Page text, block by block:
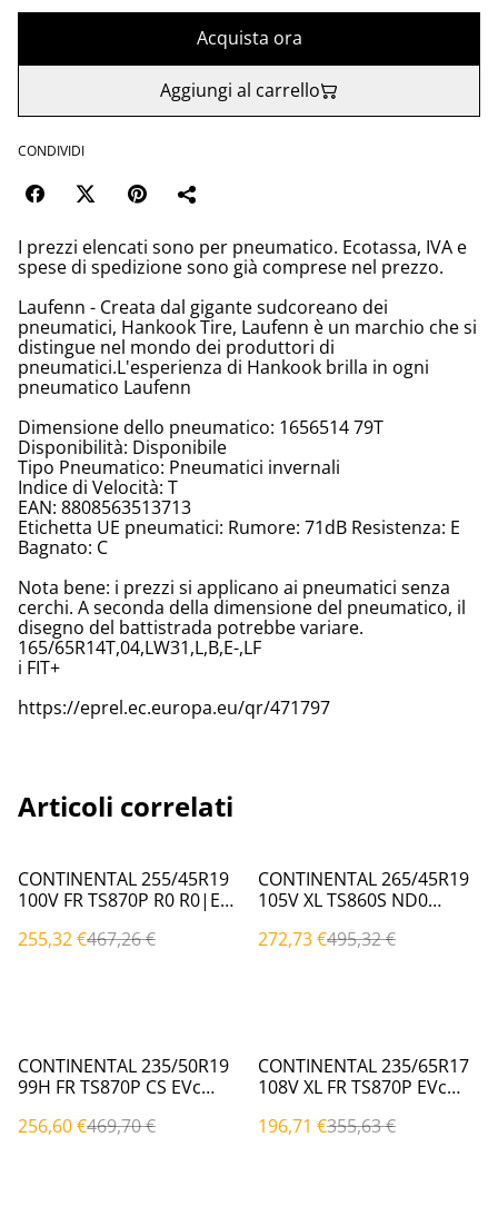
Acquista ora
Aggiungi al carrello
CONDIVIDI
I prezzi elencati sono per pneumatico. Ecotassa, IVA e
spese di spedizione sono già comprese nel prezzo.
Laufenn - Creata dal gigante sudcoreano dei
pneumatici, Hankook Tire, Laufenn è un marchio che si
distingue nel mondo dei produttori di
pneumatici.L'esperienza di Hankook brilla in ogni
pneumatico Laufenn
Dimensione dello pneumatico: 1656514 79T
Disponibilità: Disponibile
Tipo Pneumatico: Pneumatici invernali
Indice di Velocità: T
EAN: 8808563513713
Etichetta UE pneumatici: Rumore: 71dB Resistenza: E
Bagnato: C
Nota bene: i prezzi si applicano ai pneumatici senza
cerchi. A seconda della dimensione del pneumatico, il
disegno del battistrada potrebbe variare.
165/65R14T,04,LW31,L,B,E-,LF
i FIT+
https://eprel.ec.europa.eu/qr/471797
Articoli correlati
%
CONTINENTAL 255/45R19
100V FR TS870P R0 R0|EVc
255,32 €467,26 €
%
CONTINENTAL 265/45R19
105V XL TS860S ND0
272,73 €495,32 €
%
CONTINENTAL 235/50R19
99H FR TS870P CS EVc
256,60 €469,70 €
%
CONTINENTAL 235/65R17
108V XL FR TS870P EVc
196,71 €355,63 €